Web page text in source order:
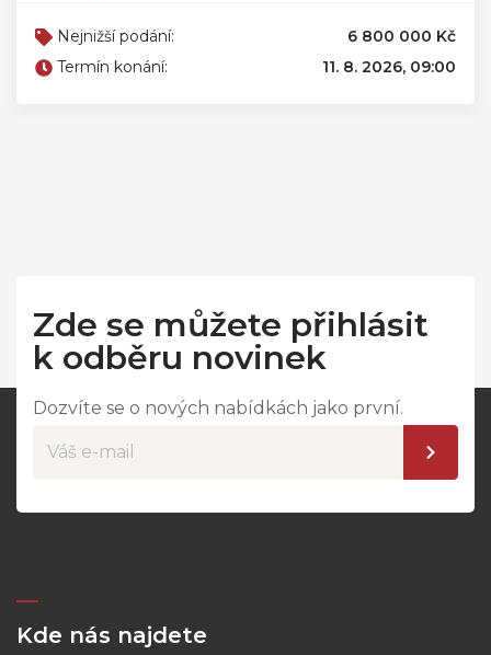
Nejnižší podání:
6 800 000 Kč
Termín konání:
11. 8. 2026, 09:00
Zde se můžete přihlásit
k odběru novinek
Dozvíte se o nových nabídkách jako první.
Kde nás najdete